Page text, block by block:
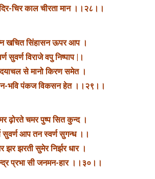
चिर काल चीरता मान ।।२८।।
खचित सिंहासन ऊपर आप ।
सुवर्ण विराजे वपु निष्पाप |।
से मानो किरण समेत ।
भवि पंकज विकसन हेत ।।२९।।
ढ़ोरते चमर पुष्प सित कुन्द ।
सुवर्ण आप तन स्वर्ण सुगन्ध ।।
झर झरती सुमेर निर्झर धार ।
प्रभा सी जनमन-हार ।।३०।।